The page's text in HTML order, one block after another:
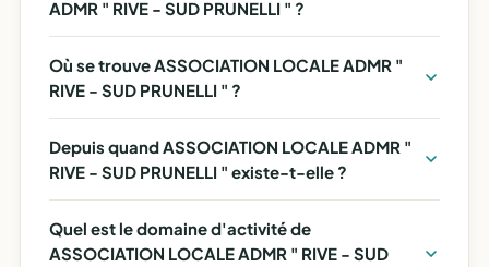
ADMR " RIVE - SUD PRUNELLI " ?
Où se trouve ASSOCIATION LOCALE ADMR "
RIVE - SUD PRUNELLI " ?
Depuis quand ASSOCIATION LOCALE ADMR "
RIVE - SUD PRUNELLI " existe-t-elle ?
Quel est le domaine d'activité de
ASSOCIATION LOCALE ADMR " RIVE - SUD